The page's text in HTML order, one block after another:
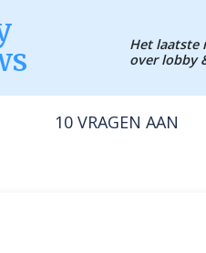
Het laatste
over lobby
10 VRAGEN AAN